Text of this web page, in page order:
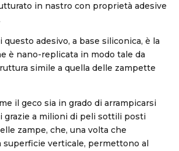
in nastro con proprietà adesive
adesivo, a base siliconica, è la
è nano-replicata in modo tale da
simile a quella delle zampette
il geco sia in grado di arrampicarsi
grazie a milioni di peli sottili posti
zampe, che, una volta che
superficie verticale, permettono al